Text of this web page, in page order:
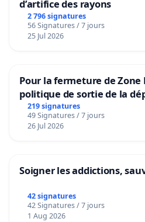
d’artifice des rayons
2 796 signatures
56 Signatures / 7 jours
25 Jul 2026
Pour la fermeture de
politique de sortie de la
219 signatures
49 Signatures / 7 jours
26 Jul 2026
Soigner les addictions,
42 signatures
42 Signatures / 7 jours
1 Aug 2026